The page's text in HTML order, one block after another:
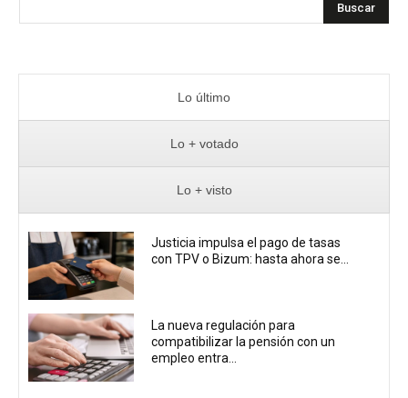
Buscar
Lo último
Lo + votado
Lo + visto
Justicia impulsa el pago de tasas
con TPV o Bizum: hasta ahora se...
La nueva regulación para
compatibilizar la pensión con un
empleo entra...